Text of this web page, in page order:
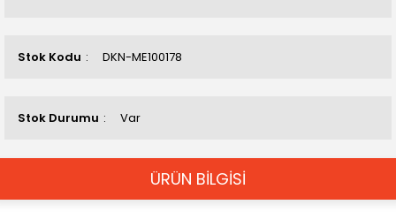
Stok Kodu DKN-ME100178
Stok Durumu Var
ÜRÜN BİLGİSİ